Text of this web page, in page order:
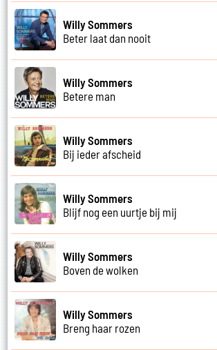
Willy Sommers
Beter laat dan nooit
Willy Sommers
Betere man
Willy Sommers
Bij ieder afscheid
Willy Sommers
Blijf nog een uurtje bij mij
Willy Sommers
Boven de wolken
Willy Sommers
Breng haar rozen